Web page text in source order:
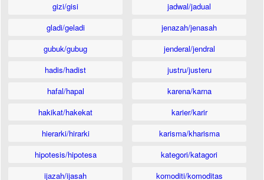
gizi/gisi
gladi/geladi
gubuk/gubug
hadis/hadist
hafal/hapal
hakikat/hakekat
hierarki/hirarki
hipotesis/hipotesa
ijazah/ijasah
jadwal/jadual
jenazah/jenasah
jenderal/jendral
justru/justeru
karena/karna
karier/karir
karisma/kharisma
kategori/katagori
komoditi/komoditas